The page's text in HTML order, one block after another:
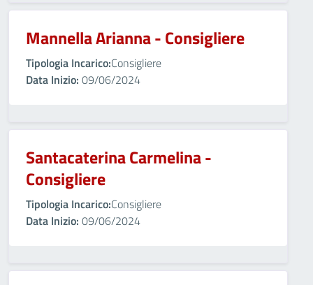
Mannella Arianna - Consigliere
Tipologia Incarico:Consigliere
Data Inizio: 09/06/2024
Santacaterina Carmelina -
Consigliere
Tipologia Incarico:Consigliere
Data Inizio: 09/06/2024